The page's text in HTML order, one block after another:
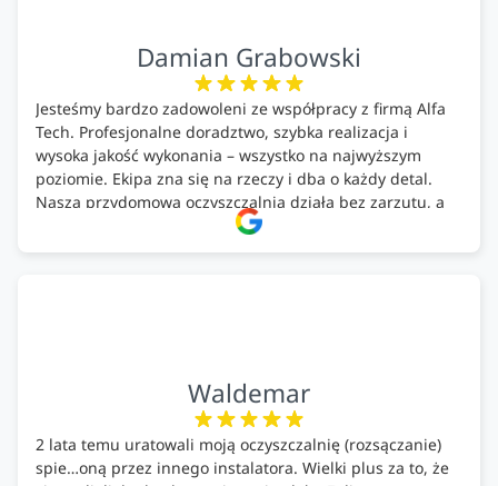
Damian Grabowski
Jesteśmy bardzo zadowoleni ze współpracy z firmą Alfa
Tech. Profesjonalne doradztwo, szybka realizacja i
wysoka jakość wykonania – wszystko na najwyższym
poziomie. Ekipa zna się na rzeczy i dba o każdy detal.
Nasza przydomowa oczyszczalnia działa bez zarzutu, a
całość została wykonana zgodnie z terminem i
ustaleniami. Z czystym sumieniem polecamy Alfa Tech
Waldemar
2 lata temu uratowali moją oczyszczalnię (rozsączanie)
spie…oną przez innego instalatora. Wielki plus za to, że